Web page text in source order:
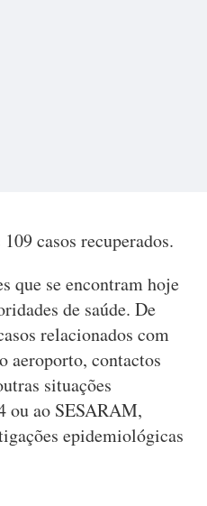
casos recuperados.
que se encontram hoje
de saúde. De
relacionados com
aeroporto, contactos
situações
ou ao SESARAM,
epidemiológicas